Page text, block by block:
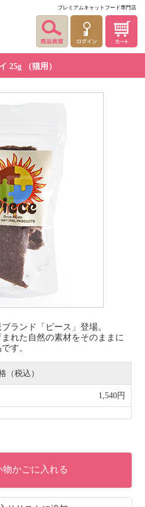
プレミアムキャットフード専門店
25g （猫用）
ランド「ピース」登場。
まれた自然の素材をそのままに
す。
（税込）
1,540円
物かごに入れる